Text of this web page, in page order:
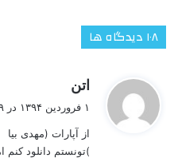
‫۱۰۸ دیدگاه ها
اتن
ت
:
۱ فروردین ۱۳۹۴ در ۱۰:۳۹ ب٫ظ
از آپارات (مهدی بیا
)تونستم دانلود کنم